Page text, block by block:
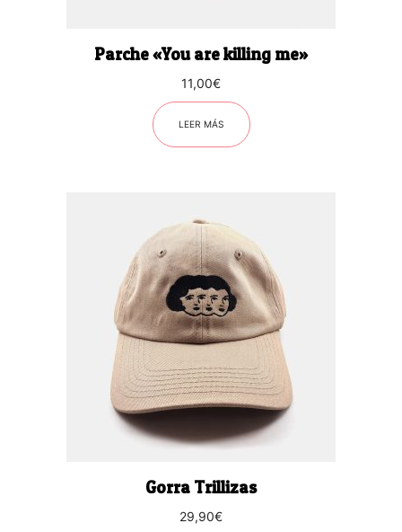
Parche «You are killing me»
11,00€
LEER MÁS
Gorra Trillizas
29,90€